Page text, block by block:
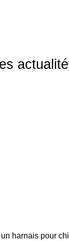
harnais pour